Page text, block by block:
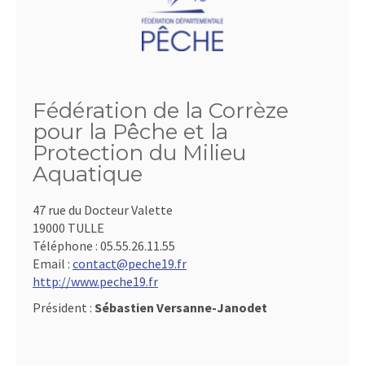
Fédération de la Corrèze
pour la Pêche et la
Protection du Milieu
Aquatique
47 rue du Docteur Valette
19000 TULLE
Téléphone : 05.55.26.11.55
Email : contact@peche19.fr
http://www.peche19.fr
Président : Sébastien Versanne-Janodet